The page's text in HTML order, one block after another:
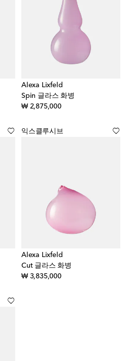
Alexa Lixfeld
Spin 글라스 화병
₩ 2,875,000original price
익스클루시브
Alexa Lixfeld
Cut 글라스 화병
₩ 3,835,000original price